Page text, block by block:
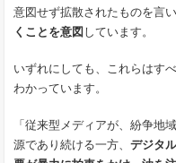
意図せず拡散されたものを言
くことを意図 しています。
いずれにしても、これらはす
わかっています。
「従来型メディアが、紛争地
源であり続ける一方、 デジタ